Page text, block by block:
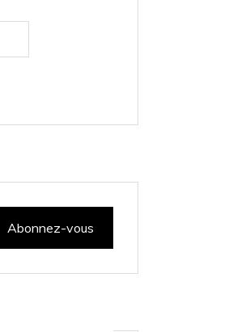
Abonnez-vous